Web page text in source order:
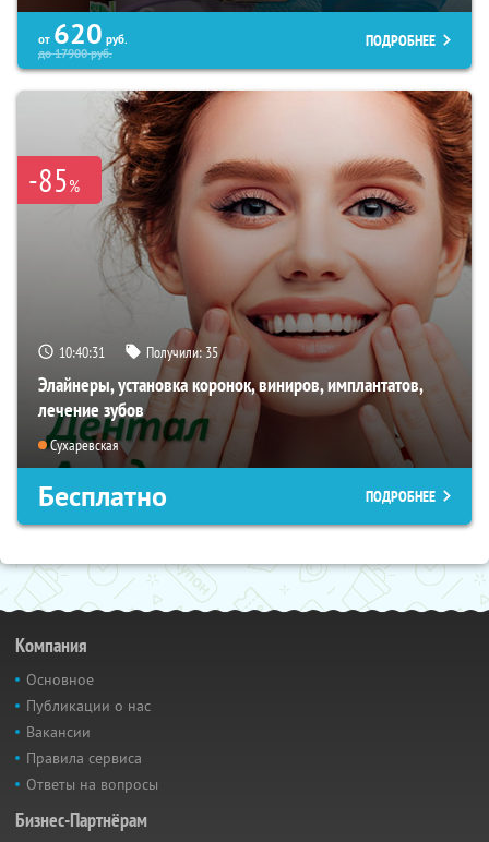
от 620 руб.
до17900руб.
ПОДРОБНЕЕ
-85%
10:40:30 Получили:35
Элайнеры, установка коронок, виниров, имплантатов,
лечение зубов
Сухаревская
Бесплатно ПОДРОБНЕЕ
Компания
Основное
Публикации о нас
Вакансии
Правила сервиса
Ответы на вопросы
Бизнес-Партнёрам